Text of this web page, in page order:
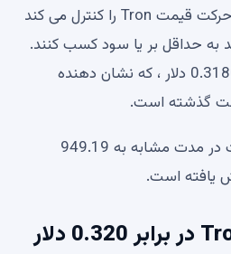
این مجموعه سرمایه گذار حرکت قیمت Tron را کنترل می کند
به حداقل بر یا سود کسب کنند.
0.3180 دلار ، که نشان دهنده
با این حال ، حجم معاملات در مدت مشابه به 949.19